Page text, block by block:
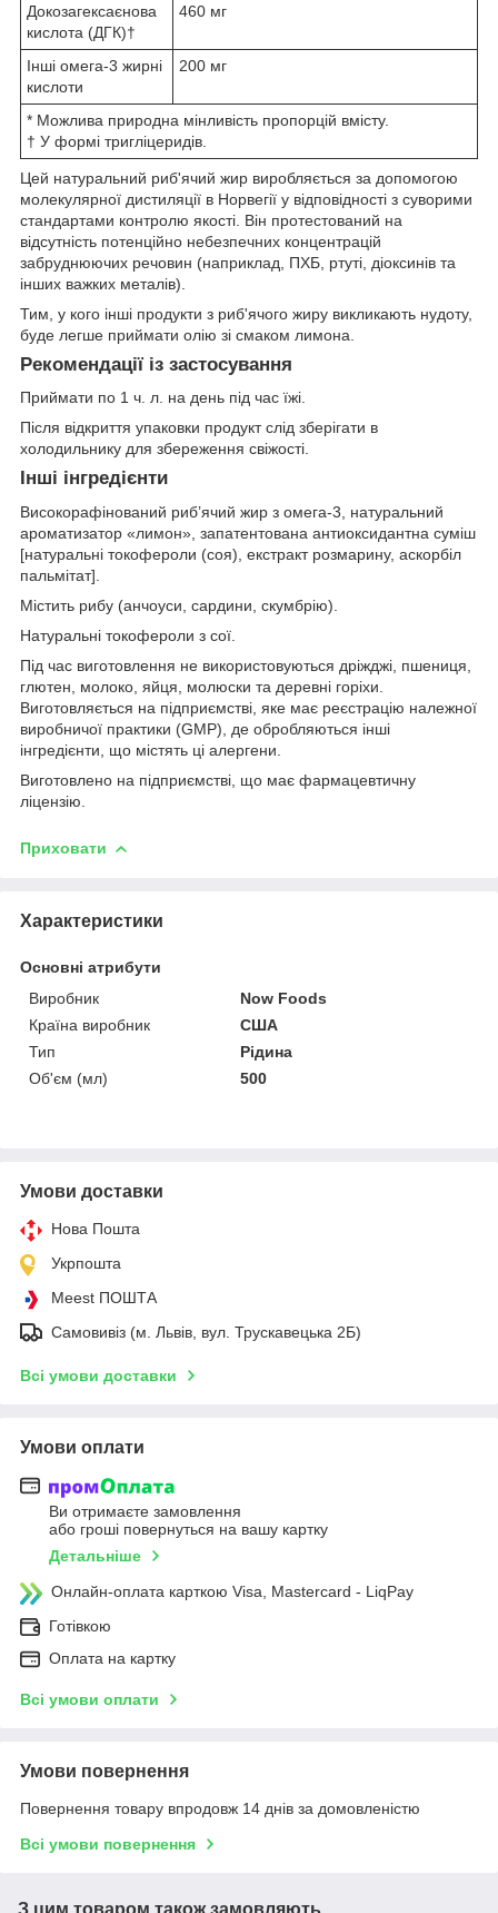
Докозагексаєнова
кислота (ДГК)†
460 мг
Інші омега-3 жирні
кислоти
200 мг
* Можлива природна мінливість пропорцій вмісту.
† У формі тригліцеридів.
Цей натуральний риб'ячий жир виробляється за допомогою
молекулярної дистиляції в Норвегії у відповідності з суворими
стандартами контролю якості. Він протестований на
відсутність потенційно небезпечних концентрацій
забруднюючих речовин (наприклад, ПХБ, ртуті, діоксинів та
інших важких металів).
Тим, у кого інші продукти з риб'ячого жиру викликають нудоту,
буде легше приймати олію зі смаком лимона.
Рекомендації із застосування
Приймати по 1 ч. л. на день під час їжі.
Після відкриття упаковки продукт слід зберігати в
холодильнику для збереження свіжості.
Інші інгредієнти
Високорафінований риб’ячий жир з омега-3, натуральний
ароматизатор «лимон», запатентована антиоксидантна суміш
[натуральні токофероли (соя), екстракт розмарину, аскорбіл
пальмітат].
Містить рибу (анчоуси, сардини, скумбрію).
Натуральні токофероли з сої.
Під час виготовлення не використовуються дріжджі, пшениця,
глютен, молоко, яйця, молюски та деревні горіхи.
Виготовляється на підприємстві, яке має реєстрацію належної
виробничої практики (GMP), де обробляються інші
інгредієнти, що містять ці алергени.
Виготовлено на підприємстві, що має фармацевтичну
ліцензію.
Приховати
Характеристики
Основні атрибути
Виробник
Now Foods
Країна виробник
США
Тип
Рідина
Об'єм (мл)
500
Умови доставки
Нова Пошта
Укрпошта
Meest ПОШТА
Самовивіз (м. Львів, вул. Трускавецька 2Б)
Всі умови доставки
Умови оплати
Ви отримаєте замовлення
або гроші повернуться на вашу картку
Детальніше
Онлайн-оплата карткою Visa, Mastercard - LiqPay
Готівкою
Оплата на картку
Всі умови оплати
Умови повернення
Повернення товару впродовж 14 днів за домовленістю
Всі умови повернення